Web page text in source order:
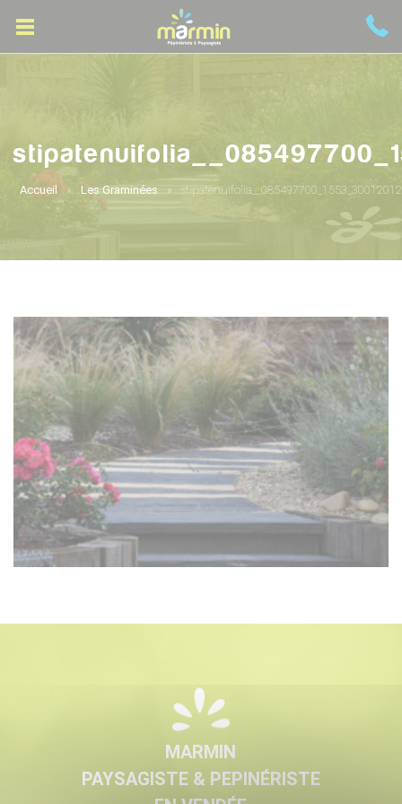
Accueil Les Graminées stipatenuifolia__085497700_1553_30012012
MARMIN
PAYSAGISTE & PEPINÉRISTE